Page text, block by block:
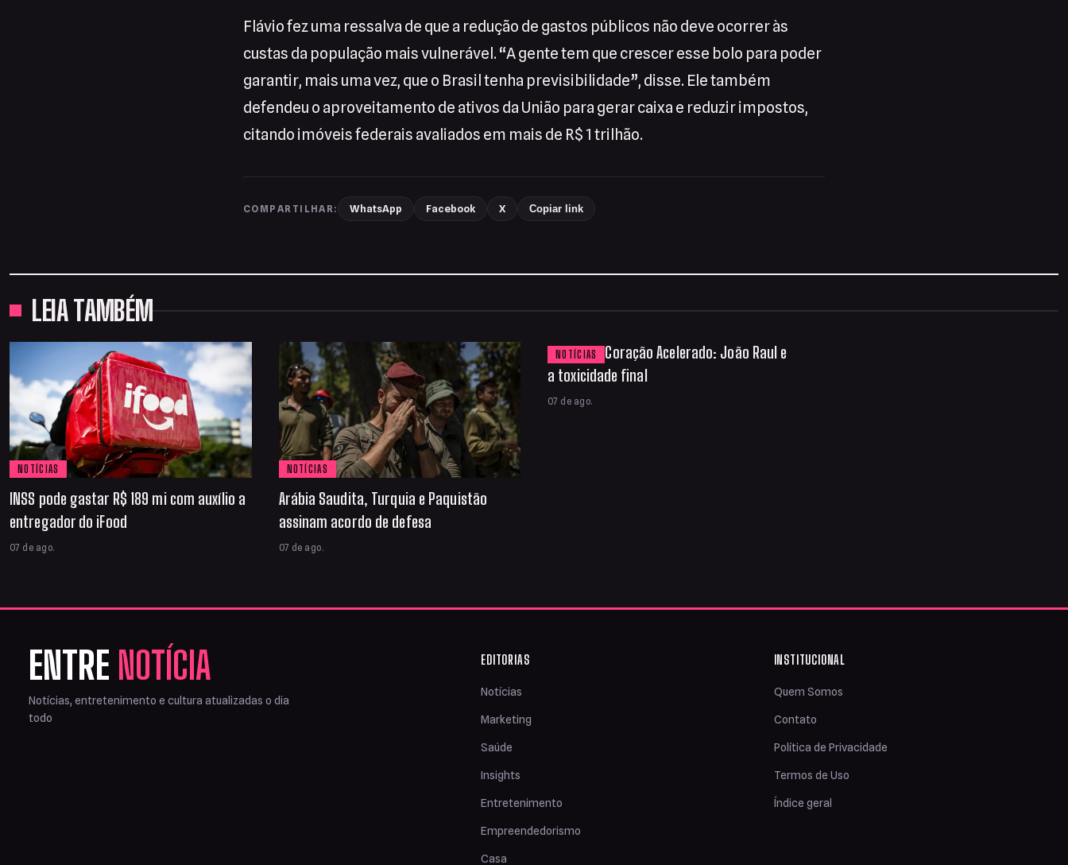
Flávio fez uma ressalva de que a redução de gastos públicos não deve ocorrer às
custas da população mais vulnerável. “A gente tem que crescer esse bolo para poder
garantir, mais uma vez, que o Brasil tenha previsibilidade”, disse. Ele também
defendeu o aproveitamento de ativos da União para gerar caixa e reduzir impostos,
citando imóveis federais avaliados em mais de R$ 1 trilhão.
COMPARTILHAR: WhatsApp Facebook X Copiar link
LEIA TAMBÉM
NOTÍCIAS
INSS pode gastar R$ 189 mi com auxílio a
entregador do iFood
07 de ago.
NOTÍCIAS
Arábia Saudita, Turquia e Paquistão
assinam acordo de defesa
07 de ago.
NOTÍCIAS
Coração Acelerado: João Raul e
a toxicidade final
07 de ago.
ENTRE NOTÍCIA
Notícias, entretenimento e cultura atualizadas o dia
todo
EDITORIAS
Notícias
Marketing
Saúde
Insights
Entretenimento
Empreendedorismo
Casa
INSTITUCIONAL
Quem Somos
Contato
Política de Privacidade
Termos de Uso
Índice geral